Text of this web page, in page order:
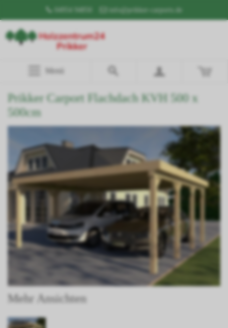
info@prikker-carports.de
Menü
Prikker Carport Flachdach KVH 500 x
500cm
Mehr Ansichten